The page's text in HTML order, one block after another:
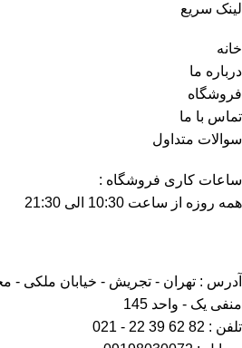
لینک سریع
خانه
درباره ما
فروشگاه
تماس با ما
سوالات متداول
ساعات کاری فروشگاه :
همه روزه از ساعت 10:30 الی 21:30
آدرس : تهران - تجریش - خیابان ملکی -
منفی یک - واحد 145
تلفن : 82 62 39 22 - 021